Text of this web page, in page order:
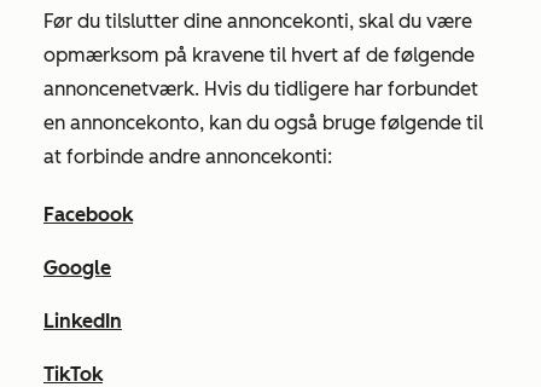
Før du tilslutter dine annoncekonti, skal du være
opmærksom på kravene til hvert af de følgende
annoncenetværk. Hvis du tidligere har forbundet
en annoncekonto, kan du også bruge følgende til
at forbinde andre annoncekonti:
Facebook
Google
LinkedIn
TikTok